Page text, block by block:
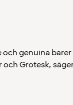
och genuina barer
och Grotesk,